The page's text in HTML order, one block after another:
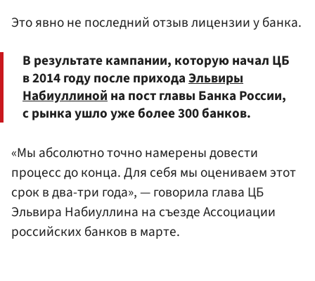
Это явно не последний отзыв лицензии у банка.
В результате кампании, которую начал ЦБ
в 2014 году после приходаЭльвиры
Набиуллинойна пост главы Банка России,
с рынка ушло уже более 300 банков.
«Мы абсолютно точно намерены довести
процесс до конца. Для себя мы оцениваем этот
срок в два-три года», — говорила глава ЦБ
Эльвира Набиуллина на съезде Ассоциации
российских банков в марте.